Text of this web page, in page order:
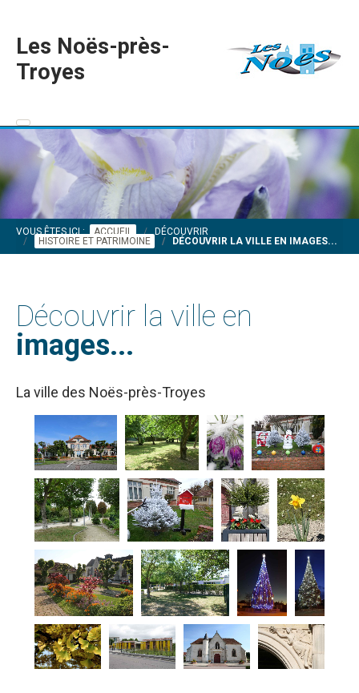
Les Noës-près-
Troyes
VOUS ÊTES ICI : ACCUEIL
DÉCOUVRIR
HISTOIRE ET PATRIMOINE
DÉCOUVRIR LA VILLE EN IMAGES...
Découvrir la ville en
images...
La ville des Noës-près-Troyes